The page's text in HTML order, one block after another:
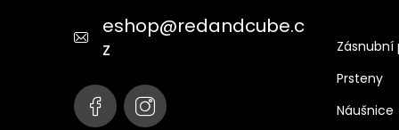
eshop@redandcube.c
z
Zásnubní
Prsteny
Náušnice